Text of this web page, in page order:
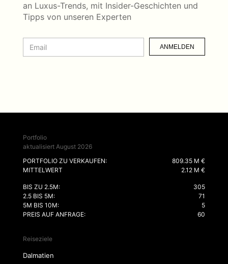
an Luxus-Trends, mit Insider-Geschichten und
Tipps von unseren Experten
ANMELDEN
Portfolio
aktualisiert August 2026
PORTFOLIO ZU VERKAUFEN:
809.35 M €
MITTELWERT
2.12 M €
BIS ZU 2.5M:
305
2.5 BIS 5M:
71
5M BIS 10M:
5
PREIS AUF ANFRAGE:
60
Reiseziele
Dalmatien